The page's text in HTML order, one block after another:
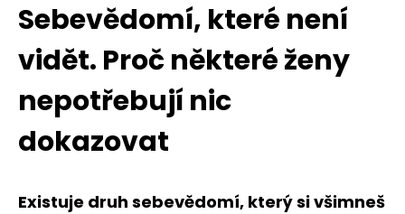
Sebevědomí, které není
vidět. Proč některé ženy
nepotřebují nic
dokazovat
Existuje druh sebevědomí, který si všimneš